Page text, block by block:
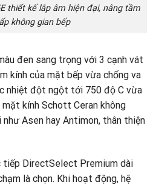
thiết kế lắp âm hiện đại, nâng tầm
không gian bếp
đen sang trọng với 3 cạnh vát
kính của mặt bếp vừa chống va
nhiệt đột ngột tới 750 độ C vừa
kính Schott Ceran không
Asen hay Antimon, thân thiện
DirectSelect Premium dài
là chọn. Khi hoạt động, hệ